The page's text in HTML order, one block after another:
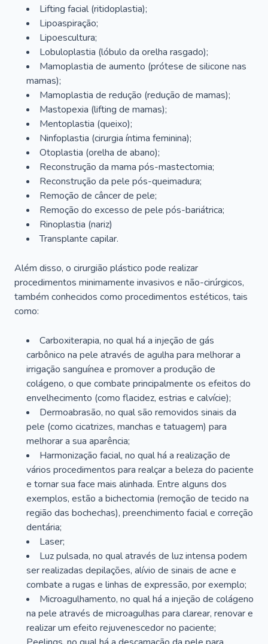
Lifting facial (ritidoplastia);
Lipoaspiração;
Lipoescultura;
Lobuloplastia (lóbulo da orelha rasgado);
Mamoplastia de aumento (prótese de silicone nas
mamas);
Mamoplastia de redução (redução de mamas);
Mastopexia (lifting de mamas);
Mentoplastia (queixo);
Ninfoplastia (cirurgia íntima feminina);
Otoplastia (orelha de abano);
Reconstrução da mama pós-mastectomia;
Reconstrução da pele pós-queimadura;
Remoção de câncer de pele;
Remoção do excesso de pele pós-bariátrica;
Rinoplastia (nariz)
Transplante capilar.
Além disso, o cirurgião plástico pode realizar
procedimentos minimamente invasivos e não-cirúrgicos,
também conhecidos como procedimentos estéticos, tais
como:
Carboxiterapia, no qual há a injeção de gás
carbônico na pele através de agulha para melhorar a
irrigação sanguínea e promover a produção de
colágeno, o que combate principalmente os efeitos do
envelhecimento (como flacidez, estrias e calvície);
Dermoabrasão, no qual são removidos sinais da
pele (como cicatrizes, manchas e tatuagem) para
melhorar a sua aparência;
Harmonização facial, no qual há a realização de
vários procedimentos para realçar a beleza do paciente
e tornar sua face mais alinhada. Entre alguns dos
exemplos, estão a bichectomia (remoção de tecido na
região das bochechas), preenchimento facial e correção
dentária;
Laser;
Luz pulsada, no qual através de luz intensa podem
ser realizadas depilações, alívio de sinais de acne e
combate a rugas e linhas de expressão, por exemplo;
Microagulhamento, no qual há a injeção de colágeno
na pele através de microagulhas para clarear, renovar e
realizar um efeito rejuvenescedor no paciente;